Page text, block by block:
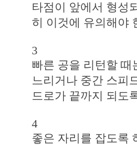
타점이 앞에서 형성
히 이것에 유의해야
3
빠른 공을 리턴할
느리거나 중간 스피
드로가 끝까지 되도
4
좋은 자리를 잡도록